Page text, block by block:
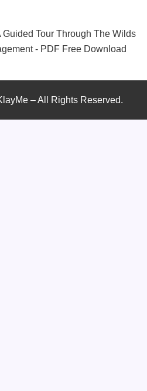
Guided Tour Through The Wilds
- PDF Free Download
– All Rights Reserved.